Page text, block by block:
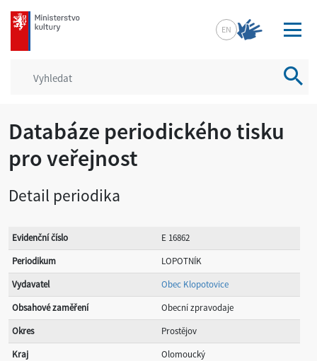
mkcr.cz
EN
Databáze periodického tisku
pro veřejnost
Detail periodika
Evidenční číslo
E 16862
Periodikum
LOPOTNÍK
Vydavatel
Obec Klopotovice
Obsahové zaměření
Obecní zpravodaje
Okres
Prostějov
Kraj
Olomoucký